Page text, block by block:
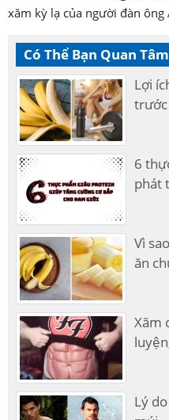
xăm kỳ lạ của người đàn
Có Thể Bạn Quan Tâm
Lợi
6
phát
Vì
ăn
Xăm
Lý